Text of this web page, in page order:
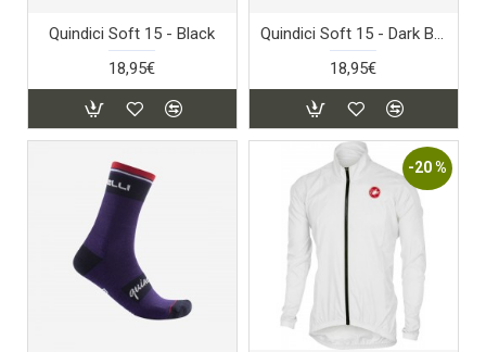
Quindici Soft 15 - Black
18,95€
Quindici Soft 15 - Dark Blue
18,95€
-20 %